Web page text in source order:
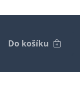
Do košíku